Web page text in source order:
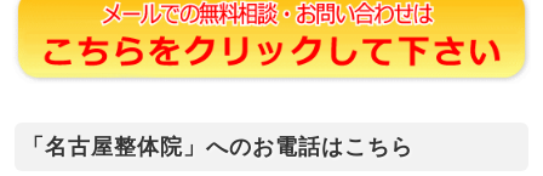
「名古屋整体院」へのお電話はこちら